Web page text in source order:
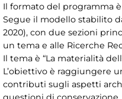
Il formato del programma
Segue il modello stabilito
2020), con due sezioni
un tema e alle Ricerche
Il tema è “La materialità
L’obiettivo è raggiungere
contributi sugli aspetti